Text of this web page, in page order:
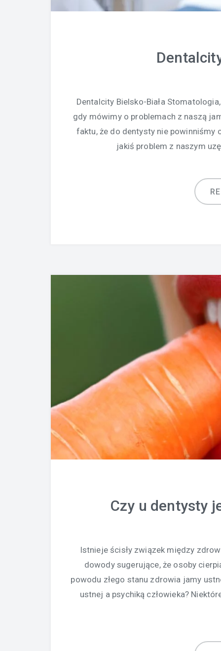
Dentalcity Bielsko-Biała
gdy mówimy o problemach z naszą
faktu, że do dentysty nie powinniśmy
jakiś problem z naszym
Czy u dentysty
Istnieje ścisły związek między
dowody sugerujące, że osoby
powodu złego stanu zdrowia jamy
ustnej a psychiką człowieka?